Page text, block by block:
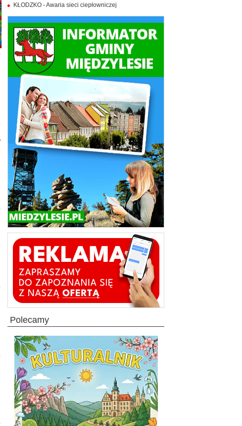
KŁODZKO - Awaria sieci ciepłowniczej
polecamy